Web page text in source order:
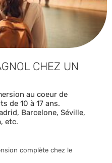
CHEZ UN
au coeur de
de 10 à 17 ans.
Barcelone, Séville,
etc.
complète chez le